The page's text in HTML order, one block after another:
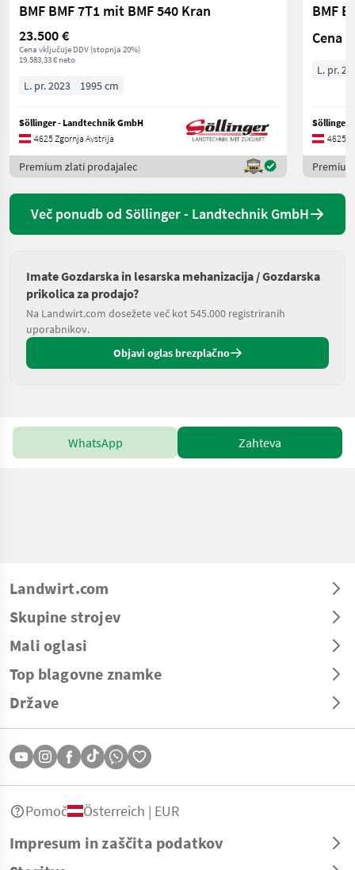
BMF BMF 7T1 mit BMF 540 Kran
23.500 €
Cena vključuje DDV (stopnja 20%)
19.583,33 € neto
L. pr. 2023 1995 cm
Söllinger - Landtechnik GmbH
4625 Zgornja Avstrija
Premium zlati prodajalec
BMF
Cena
L. pr.
Söllinger
4625
Več ponudb od Söllinger - Landtechnik GmbH
Imate Gozdarska in lesarska mehanizacija / Gozdarska
prikolica za prodajo?
Na Landwirt.com dosežete več kot 545.000 registriranih
uporabnikov.
Objavi oglas brezplačno
WhatsApp Zahteva
Landwirt.com
Skupine strojev
Mali oglasi
Top blagovne znamke
Države
Impresum in zaščita podatkov
Pomoč Österreich | EUR